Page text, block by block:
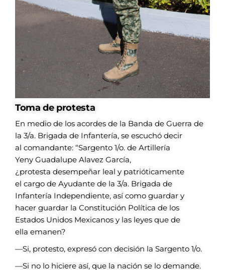
Toma de protesta
En medio de los acordes de la Banda de Guerra de
la 3/a. Brigada de Infantería, se escuchó decir
al comandante: “Sargento 1/o. de Artillería
Yeny Guadalupe Alavez García,
¿protesta desempeñar leal y patrióticamente
el cargo de Ayudante de la 3/a. Brigada de
Infantería Independiente, asícomo guardar y
hacer guardar la Constitución Política de los
Estados Unidos Mexicanos y las leyes que de
ella emanen?
—Si, protesto, expresó con decisión la Sargento 1/o.
—Si no lo hiciere así, que la nación se lo demande.